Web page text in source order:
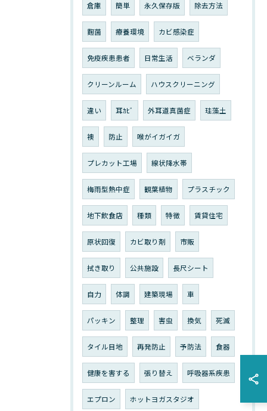
倉庫 簡単 永久保存版 除去方法
麴菌 療養環境 カビ感染症
免疫疾患患者 日常生活 ベランダ
クリーンルーム ハウスクリーニング
違い 耳ｶﾋﾞ 外耳道真菌症 珪藻土
襖 防止 喉がイガイガ
プレカット工場 線状降水帯
梅雨型熱中症 観葉植物 プラスチック
地下飲食店 種類 特徴 賃貸住宅
原状回復 カビ取り剤 市販
拭き取り 公共施設 長尺シート
自力 体調 建築現場 車
パッキン 整理 害虫 換気 死滅
タイル目地 再発防止 予防法 食器
健康を害する 張り替え 呼吸器系疾患
エプロン ホットヨガスタジオ